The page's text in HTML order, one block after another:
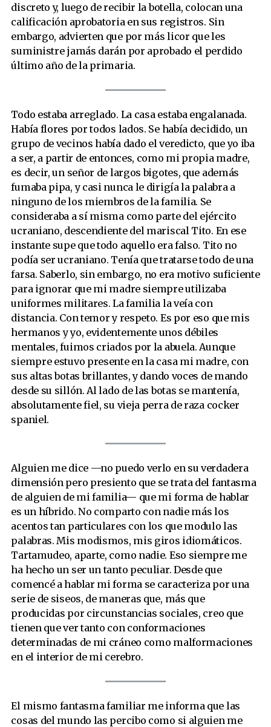
discreto y, luego de recibir la botella, colocan una
calificación aprobatoria en sus registros. Sin
embargo, advierten que por más licor que les
suministre jamás darán por aprobado el perdido
último año de la primaria.
Todo estaba arreglado. La casa estaba engalanada.
Había flores por todos lados. Se había decidido, un
grupo de vecinos había dado el veredicto, que yo iba
a ser, a partir de entonces, como mi propia madre,
es decir, un señor de largos bigotes, que además
fumaba pipa, y casi nunca le dirigía la palabra a
ninguno de los miembros de la familia. Se
consideraba a sí misma como parte del ejército
ucraniano, descendiente del mariscal Tito. En ese
instante supe que todo aquello era falso. Tito no
podía ser ucraniano. Tenía que tratarse todo de una
farsa. Saberlo, sin embargo, no era motivo suficiente
para ignorar que mi madre siempre utilizaba
uniformes militares. La familia la veía con
distancia. Con temor y respeto. Es por eso que mis
hermanos y yo, evidentemente unos débiles
mentales, fuimos criados por la abuela. Aunque
siempre estuvo presente en la casa mi madre, con
sus altas botas brillantes, y dando voces de mando
desde su sillón. Al lado de las botas se mantenía,
absolutamente fiel, su vieja perra de raza cocker
spaniel.
Alguien me dice —no puedo verlo en su verdadera
dimensión pero presiento que se trata del fantasma
de alguien de mi familia— que mi forma de hablar
es un híbrido. No comparto con nadie más los
acentos tan particulares con los que modulo las
palabras. Mis modismos, mis giros idiomáticos.
Tartamudeo, aparte, como nadie. Eso siempre me
ha hecho un ser un tanto peculiar. Desde que
comencé a hablar mi forma se caracteriza por una
serie de siseos, de maneras que, más que
producidas por circunstancias sociales, creo que
tienen que ver tanto con conformaciones
determinadas de mi cráneo como malformaciones
en el interior de mi cerebro.
El mismo fantasma familiar me informa que las
cosas del mundo las percibo como si alguien me